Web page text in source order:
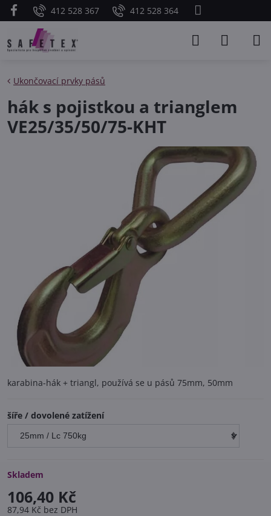
412 528 367 412 528 364
Ukončovací prvky pásů
hák s pojistkou a trianglem
VE25/35/50/75-KHT
karabina-hák + triangl, používá se u pásů 75mm, 50mm
šíře / dovolené zatížení
Skladem
106,40 Kč
87,94 Kč bez DPH